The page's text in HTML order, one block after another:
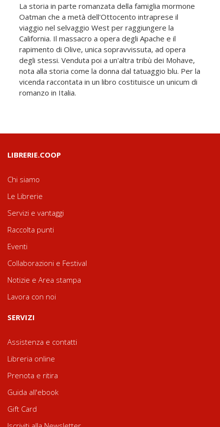
La storia in parte romanzata della famiglia mormone
Oatman che a metà dell'Ottocento intraprese il
viaggio nel selvaggio West per raggiungere la
California. Il massacro a opera degli Apache e il
rapimento di Olive, unica sopravvissuta, ad opera
degli stessi. Venduta poi a un'altra tribù dei Mohave,
nota alla storia come la donna dal tatuaggio blu. Per la
vicenda raccontata in un libro costituisce un unicum di
romanzo in Italia.
LIBRERIE.COOP
Chi siamo
Le Librerie
Servizi e vantaggi
Raccolta punti
Eventi
Collaborazioni e Festival
Notizie e Area stampa
Lavora con noi
SERVIZI
Assistenza e contatti
Libreria online
Prenota e ritira
Guida all'ebook
Gift Card